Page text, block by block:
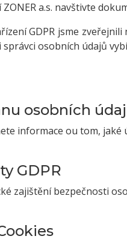
a.s. navštivte
GDPR jsme
osobních údajů
osobních
informace ou tom, jaké
GDPR
zajištění bezpečnosti